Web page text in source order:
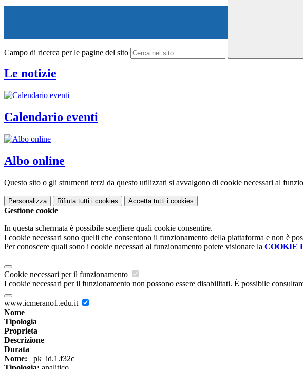
Campo di ricerca per le pagine del sito
Le notizie
Calendario eventi
Albo online
Questo sito o gli strumenti terzi da questo utilizzati si avvalgono di cookie necessari al
Personalizza Rifiuta tutti i cookies Accetta tutti i cookies
Gestione cookie
In questa schermata è possibile scegliere quali cookie consentire.
I cookie necessari sono quelli che consentono il funzionamento della piattaforma e non è
Per conoscere quali sono i cookie necessari al funzionamento potete visionare la COOKIE
Cookie necessari per il funzionamento
I cookie necessari per il funzionamento non possono essere disabilitati. È possibile
www.icmerano1.edu.it
Nome
Tipologia
Proprieta
Descrizione
Durata
Nome: _pk_id.1.f32c